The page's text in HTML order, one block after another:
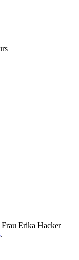
Erika Hacker
.